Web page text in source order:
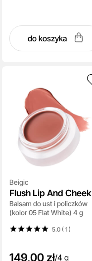
do koszyka
Beigic
Flush Lip And Cheek
Balm SPF 15
Balsam do ust i policzków
(kolor 05 Flat White) 4 g
5.0 ( 1)
149,00 zł/4 g